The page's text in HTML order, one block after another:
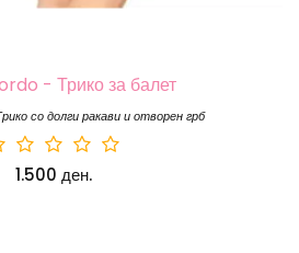
- Трико за балет
со долги ракави и отворен грб
1.500 ден.